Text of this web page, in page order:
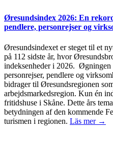
Øresundsindex 2026: En
pendlere, personrejser og
Øresundsindexet er steget til et
på 112 sidste år, hvor
indeksenheder i 2026.
personrejser, pendlere og
bidrager til Øresundsregionen
arbejdsmarkedsregion. Kun én
fritidshuse i Skåne. Dette års
betydningen af den kommende
turismen i regionen. Läs mer →